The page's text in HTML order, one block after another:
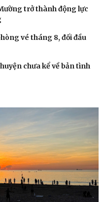
trở thành động lực
vé tháng 8, đối đầu
chưa kể về bản tình